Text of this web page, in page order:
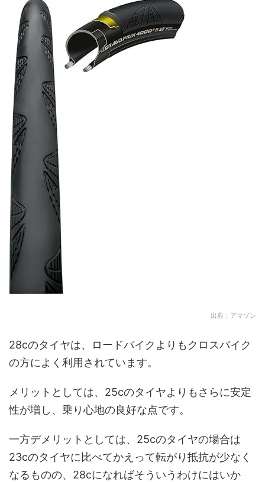
出典：アマゾン
28cのタイヤは、ロードバイクよりもクロスバイク
の方によく利用されています。
メリットとしては、25cのタイヤよりもさらに安定
性が増し、乗り心地の良好な点です。
一方デメリットとしては、25cのタイヤの場合は
23cのタイヤに比べてかえって転がり抵抗が少なく
なるものの、28cになればそういうわけにはいか